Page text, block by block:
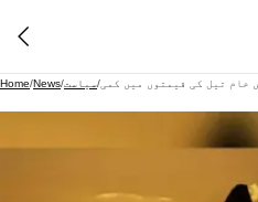
Home/News/سیاست/